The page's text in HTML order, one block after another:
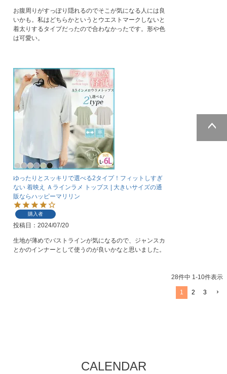
お腹周りがすっぽり隠れるのでそこが気になる人には良
いかも。私はどちらかというとウエストマークしないと
着太りするタイプだったので合わなかったです。形や色
は可愛い。
ゆったりとスッキリで選べる2タイプ！フィットしすぎ
ない 着映え Ａラインラメ トップス | 大きいサイズの通
販ならハッピーマリリン
購入者
投稿日 2024/07/20
生地が薄めでバストラインが気になるので、ジャンスカ
とかのインナーとして使うのが良いかなと思いました。
28件中 1-10件表示
1 2 3
ページトッ
CALENDAR